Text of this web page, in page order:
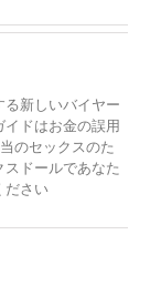
新しいバイヤー
ドはお金の誤用
のセックスのた
ドールであなた
ださい